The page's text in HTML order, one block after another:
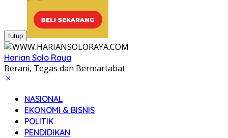
tutup
Harian Solo Raya
Berani, Tegas dan Bermartabat
NASIONAL
EKONOMI & BISNIS
POLITIK
PENDIDIKAN